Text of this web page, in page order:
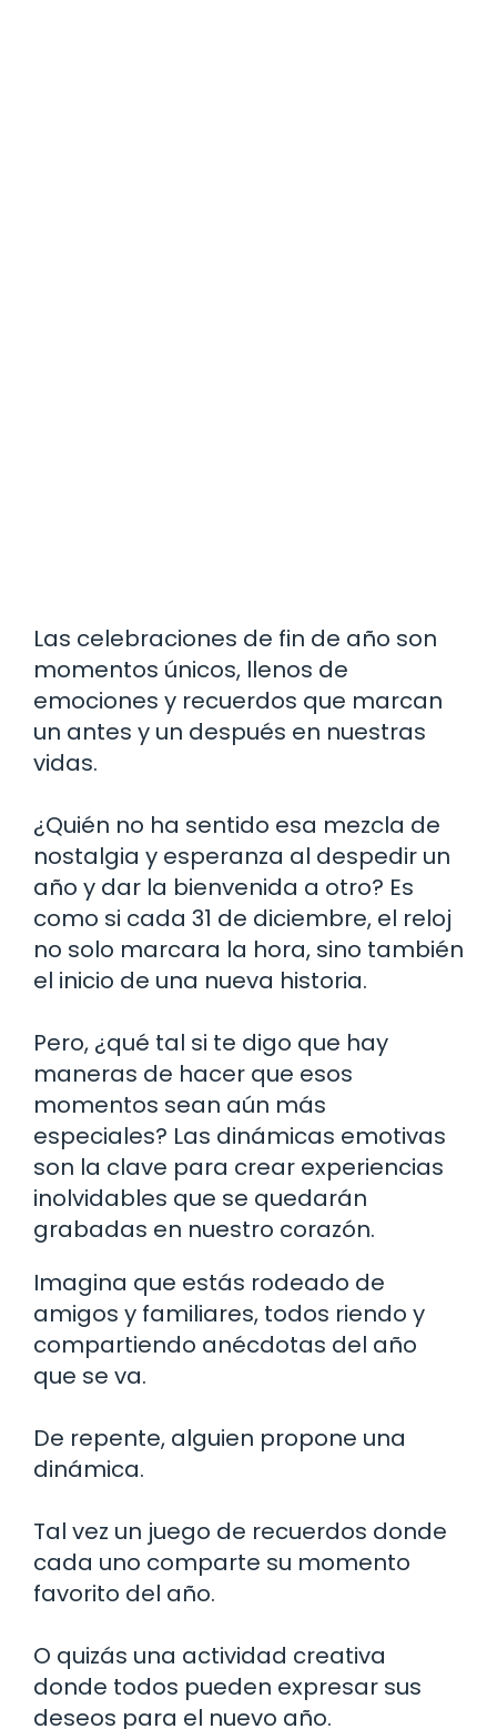
Las celebraciones de fin de año son
momentos únicos, llenos de
emociones y recuerdos que marcan
un antes y un después en nuestras
vidas.
¿Quién no ha sentido esa mezcla de
nostalgia y esperanza al despedir un
año y dar la bienvenida a otro? Es
como si cada 31 de diciembre, el reloj
no solo marcara la hora, sino también
el inicio de una nueva historia.
Pero, ¿qué tal si te digo que hay
maneras de hacer que esos
momentos sean aún más
especiales? Las dinámicas emotivas
son la clave para crear experiencias
inolvidables que se quedarán
grabadas en nuestro corazón.
Imagina que estás rodeado de
amigos y familiares, todos riendo y
compartiendo anécdotas del año
que se va.
De repente, alguien propone una
dinámica.
Tal vez un juego de recuerdos donde
cada uno comparte su momento
favorito del año.
O quizás una actividad creativa
donde todos pueden expresar sus
deseos para el nuevo año.